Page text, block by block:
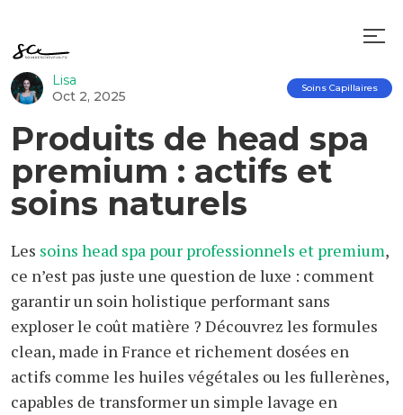
Lisa
Oct 2, 2025
Soins Capillaires
Produits de head spa
premium : actifs et
soins naturels
Les soins head spa pour professionnels et premium,
ce n’est pas juste une question de luxe : comment
garantir un soin holistique performant sans
exploser le coût matière ? Découvrez les formules
clean, made in France et richement dosées en
actifs comme les huiles végétales ou les fullerènes,
capables de transformer un simple lavage en